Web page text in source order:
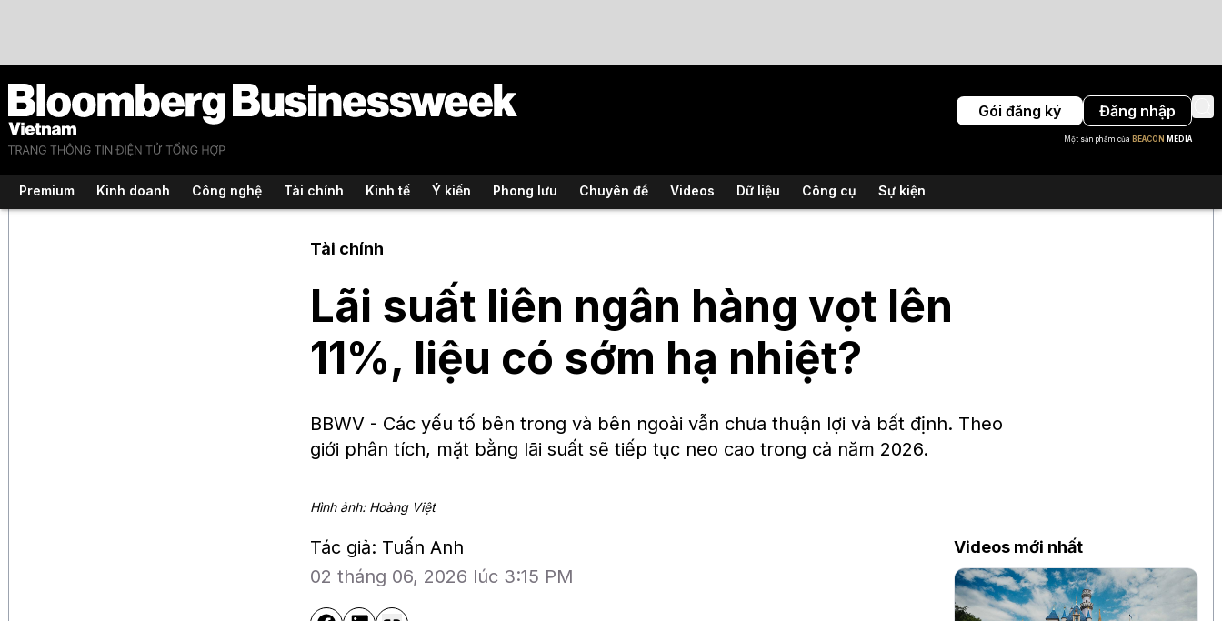
Gói đăng ký Đăng nhập
Một sản phẩm của BEACON MEDIA
Premium Kinh doanh Công nghệ Tài chính Kinh tế Ý kiến Phong lưu Chuyên đề Videos Dữ liệu Công cụ Sự kiện
Tài chính
Lãi suất liên ngân hàng vọt lên
11%, liệu có sớm hạ nhiệt?
BBWV - Các yếu tố bên trong và bên ngoài vẫn chưa thuận lợi và bất định. Theo
giới phân tích, mặt bằng lãi suất sẽ tiếp tục neo cao trong cả năm 2026.
Hình ảnh: Hoàng Việt
Tác giả: Tuấn Anh
02 tháng 06, 2026 lúc 3:15 PM
Videos mới nhất